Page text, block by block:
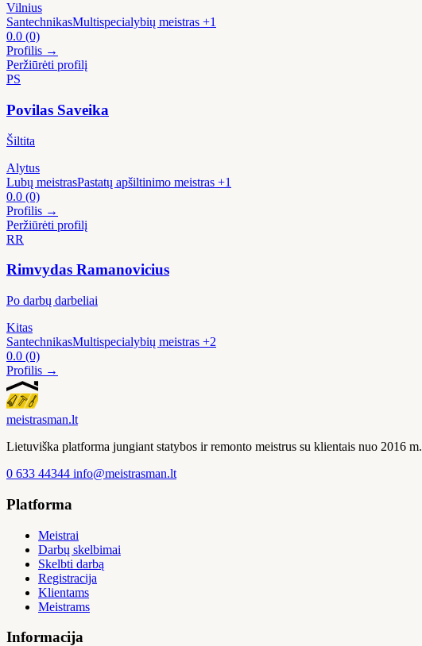
Vilnius
SantechnikasMultispecialybių meistras +1
0.0 (0)
Profilis →
Peržiūrėti profilį
PS
Povilas Saveika
Šiltita
Alytus
Lubų meistrasPastatų apšiltinimo meistras +1
0.0 (0)
Profilis →
Peržiūrėti profilį
RR
Rimvydas Ramanovicius
Po darbų darbeliai
Kitas
SantechnikasMultispecialybių meistras +2
0.0 (0)
Profilis →
meistrasman.lt
Lietuviška platforma jungiant statybos ir remonto meistrus su klientais nuo 2016 m.
0 633 44344 info@meistrasman.lt
Platforma
Meistrai
Darbų skelbimai
Skelbti darbą
Registracija
Klientams
Meistrams
Informacija